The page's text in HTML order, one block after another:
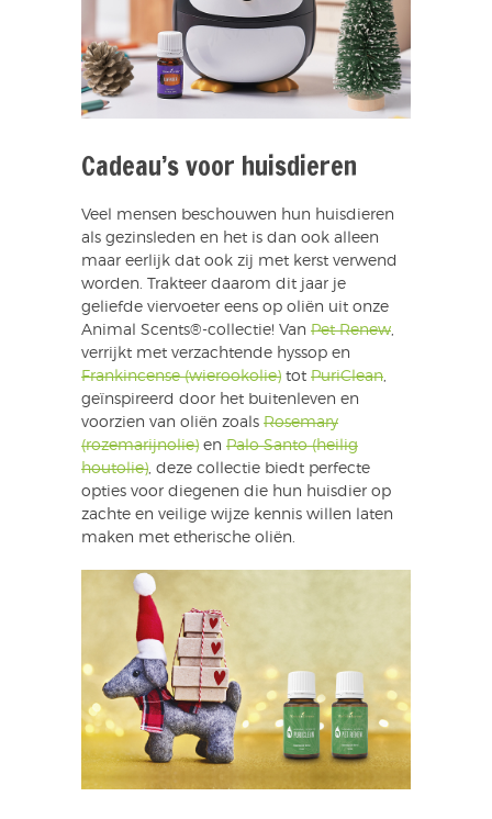
Cadeau’s voor huisdieren
Veel mensen beschouwen hun huisdieren
als gezinsleden en het is dan ook alleen
maar eerlijk dat ook zij met kerst verwend
worden. Trakteer daarom dit jaar je
geliefde viervoeter eens op oliën uit onze
Animal Scents®-collectie! Van Pet Renew,
verrijkt met verzachtende hyssop en
Frankincense (wierookolie) tot PuriClean,
geïnspireerd door het buitenleven en
voorzien van oliën zoals Rosemary
(rozemarijnolie) en Palo Santo (heilig
houtolie), deze collectie biedt perfecte
opties voor diegenen die hun huisdier op
zachte en veilige wijze kennis willen laten
maken met etherische oliën.